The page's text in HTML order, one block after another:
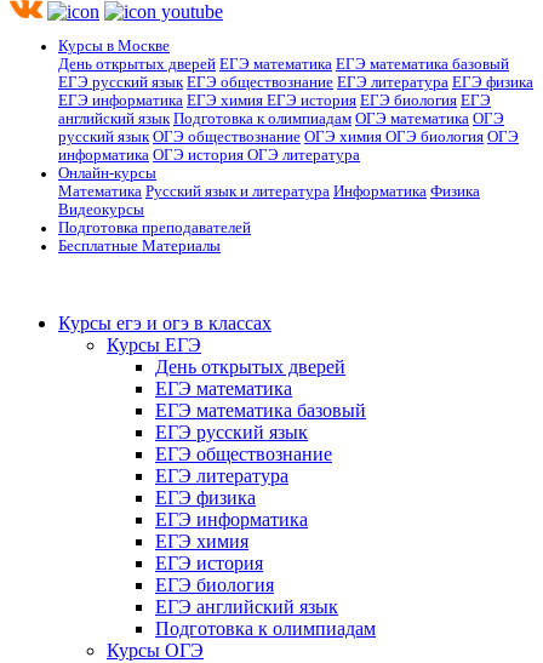
Курсы в Москве
День открытых дверей ЕГЭ математика ЕГЭ математика базовый
ЕГЭ русский язык ЕГЭ обществознание ЕГЭ литература ЕГЭ физика
ЕГЭ информатика ЕГЭ химия ЕГЭ история ЕГЭ биология ЕГЭ
английский язык Подготовка к олимпиадам ОГЭ математика ОГЭ
русский язык ОГЭ обществознание ОГЭ химия ОГЭ биология ОГЭ
информатика ОГЭ история ОГЭ литература
Онлайн-курсы
Математика Русский язык и литература Информатика Физика
Видеокурсы
Подготовка преподавателей
Бесплатные Материалы
Курсы егэ и огэ в классах
Курсы ЕГЭ
День открытых дверей
ЕГЭ математика
ЕГЭ математика базовый
ЕГЭ русский язык
ЕГЭ обществознание
ЕГЭ литература
ЕГЭ физика
ЕГЭ информатика
ЕГЭ химия
ЕГЭ история
ЕГЭ биология
ЕГЭ английский язык
Подготовка к олимпиадам
Курсы ОГЭ